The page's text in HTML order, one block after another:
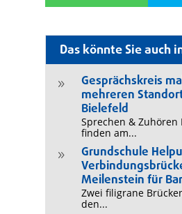
Das könnte Sie auch
9
Gesprächskreis
mehreren
Bielefeld
Sprechen & Zuhören
finden am...
9
Grundschule
Meilenstein für
Zwei filigrane
den...